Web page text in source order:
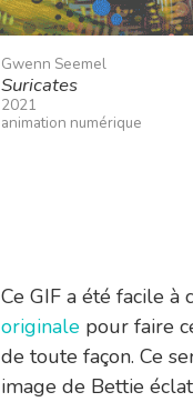
Gwenn Seemel
Suricates
2021
animation numérique
Ce GIF a été facile à
originalepour faire
de toute façon. Ce
image de Bettie